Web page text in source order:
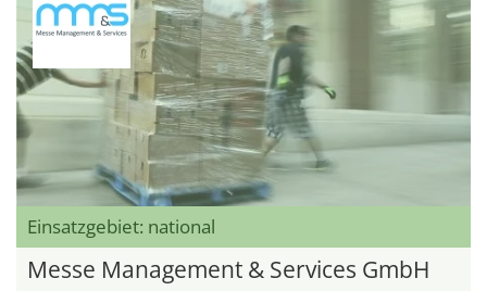
Einsatzgebiet: national
Messe Management & Services GmbH